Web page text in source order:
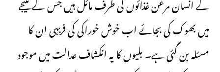
کے انسان مرغن غذائوں کی طرف مائل ہیں جس کے نتیجے
میں بھوک کی بجائے اب خوش خوراکی کی فربہی ان کا
مسئلہ بن گئی ہے۔ بلیوں کا یہ انکشاف عدالت میں موجود